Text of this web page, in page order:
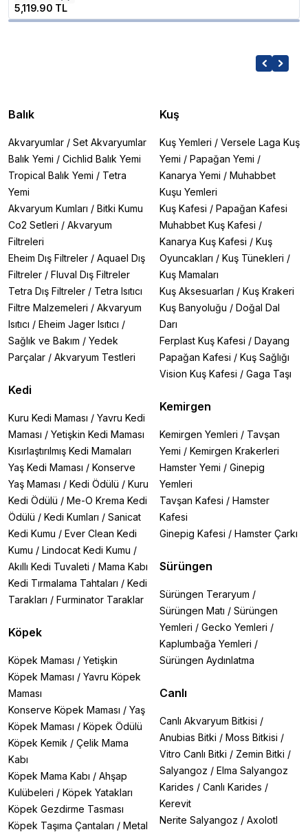
5,119.90 TL
Balık
Akvaryumlar / Set Akvaryumlar
Balık Yemi / Cichlid Balık Yemi
Tropical Balık Yemi / Tetra
Yemi
Akvaryum Kumları / Bitki Kumu
Co2 Setleri / Akvaryum
Filtreleri
Eheim Dış Filtreler / Aquael Dış
Filtreler / Fluval Dış Filtreler
Tetra Dış Filtreler / Tetra Isıtıcı
Filtre Malzemeleri / Akvaryum
Isıtıcı / Eheim Jager Isıtıcı /
Sağlık ve Bakım / Yedek
Parçalar / Akvaryum Testleri
Kedi
Kuru Kedi Maması / Yavru Kedi
Maması / Yetişkin Kedi Maması
Kısırlaştırılmış Kedi Mamaları
Yaş Kedi Maması / Konserve
Yaş Maması / Kedi Ödülü / Kuru
Kedi Ödülü / Me-O Krema Kedi
Ödülü / Kedi Kumları / Sanicat
Kedi Kumu / Ever Clean Kedi
Kumu / Lindocat Kedi Kumu /
Akıllı Kedi Tuvaleti / Mama Kabı
Kedi Tırmalama Tahtaları / Kedi
Tarakları / Furminator Taraklar
Köpek
Köpek Maması / Yetişkin
Köpek Maması / Yavru Köpek
Maması
Konserve Köpek Maması / Yaş
Köpek Maması / Köpek Ödülü
Köpek Kemik / Çelik Mama
Kabı
Köpek Mama Kabı / Ahşap
Kulübeleri / Köpek Yatakları
Köpek Gezdirme Tasması
Köpek Taşıma Çantaları / Metal
Kuş
Kuş Yemleri / Versele Laga Kuş
Yemi / Papağan Yemi /
Kanarya Yemi / Muhabbet
Kuşu Yemleri
Kuş Kafesi / Papağan Kafesi
Muhabbet Kuş Kafesi /
Kanarya Kuş Kafesi / Kuş
Oyuncakları / Kuş Tünekleri /
Kuş Mamaları
Kuş Aksesuarları / Kuş Krakeri
Kuş Banyoluğu / Doğal Dal
Darı
Ferplast Kuş Kafesi / Dayang
Papağan Kafesi / Kuş Sağlığı
Vision Kuş Kafesi / Gaga Taşı
Kemirgen
Kemirgen Yemleri / Tavşan
Yemi / Kemirgen Krakerleri
Hamster Yemi / Ginepig
Yemleri
Tavşan Kafesi / Hamster
Kafesi
Ginepig Kafesi / Hamster Çarkı
Sürüngen
Sürüngen Teraryum /
Sürüngen Matı / Sürüngen
Yemleri / Gecko Yemleri /
Kaplumbağa Yemleri /
Sürüngen Aydınlatma
Canlı
Canlı Akvaryum Bitkisi /
Anubias Bitki / Moss Bitkisi /
Vitro Canlı Bitki / Zemin Bitki /
Salyangoz / Elma Salyangoz
Karides / Canlı Karides /
Kerevit
Nerite Salyangoz / Axolotl